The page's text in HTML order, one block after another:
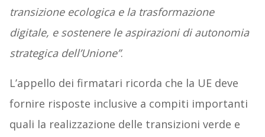
transizione ecologica e la trasformazione
digitale, e sostenere le aspirazioni di autonomia
strategica dell’Unione”.
L’appello dei firmatari ricorda che la UE deve
fornire risposte inclusive a compiti importanti
quali la realizzazione delle transizioni verde e